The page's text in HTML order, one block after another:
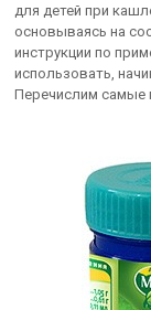
для детей при
основываясь на
инструкции по
использовать,
Перечислим самые